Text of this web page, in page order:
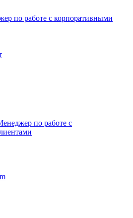
по работе с корпоративными
по работе с